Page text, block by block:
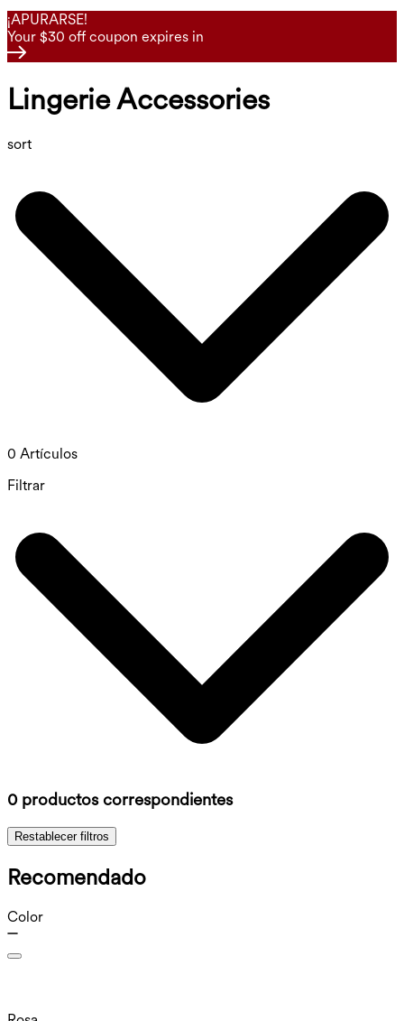
¡APURARSE!
Your $30 off coupon expires in
Lingerie Accessories
sort
0 Artículos
Filtrar
0 productos correspondientes
Restablecer filtros
Recomendado
Color